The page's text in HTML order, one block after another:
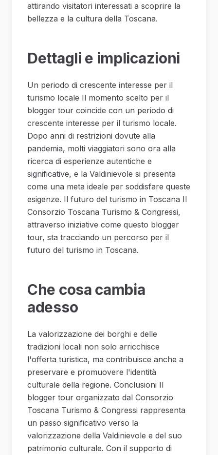
attirando visitatori interessati a scoprire la
bellezza e la cultura della Toscana.
Dettagli e implicazioni
Un periodo di crescente interesse per il
turismo locale Il momento scelto per il
blogger tour coincide con un periodo di
crescente interesse per il turismo locale.
Dopo anni di restrizioni dovute alla
pandemia, molti viaggiatori sono ora alla
ricerca di esperienze autentiche e
significative, e la Valdinievole si presenta
come una meta ideale per soddisfare queste
esigenze. Il futuro del turismo in Toscana Il
Consorzio Toscana Turismo & Congressi,
attraverso iniziative come questo blogger
tour, sta tracciando un percorso per il
futuro del turismo in Toscana.
Che cosa cambia
adesso
La valorizzazione dei borghi e delle
tradizioni locali non solo arricchisce
l'offerta turistica, ma contribuisce anche a
preservare e promuovere l'identità
culturale della regione. Conclusioni Il
blogger tour organizzato dal Consorzio
Toscana Turismo & Congressi rappresenta
un passo significativo verso la
valorizzazione della Valdinievole e del suo
patrimonio culturale. Con il supporto di